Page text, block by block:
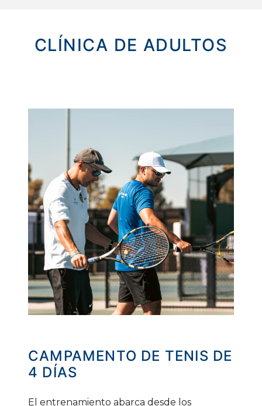
CLÍNICA DE ADULTOS
CAMPAMENTO DE TENIS DE
4 DÍAS
El entrenamiento abarca desde los